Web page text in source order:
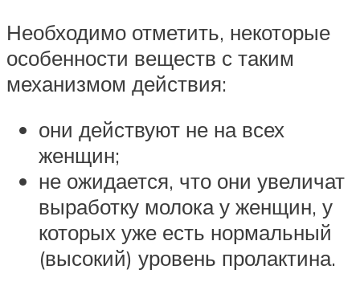
Необходимо отметить, некоторые
особенности веществ с таким
механизмом действия:
они действуют не на всех
женщин;
не ожидается, что они увеличат
выработку молока у женщин, у
которых уже есть нормальный
(высокий) уровень пролактина.